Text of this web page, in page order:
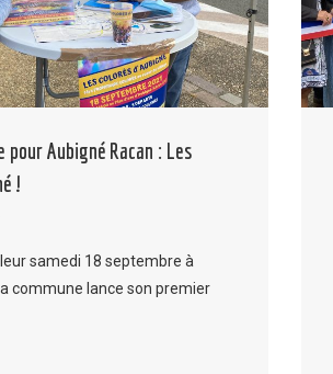
pour Aubigné Racan : Les
!
samedi 18 septembre à
commune lance son premier